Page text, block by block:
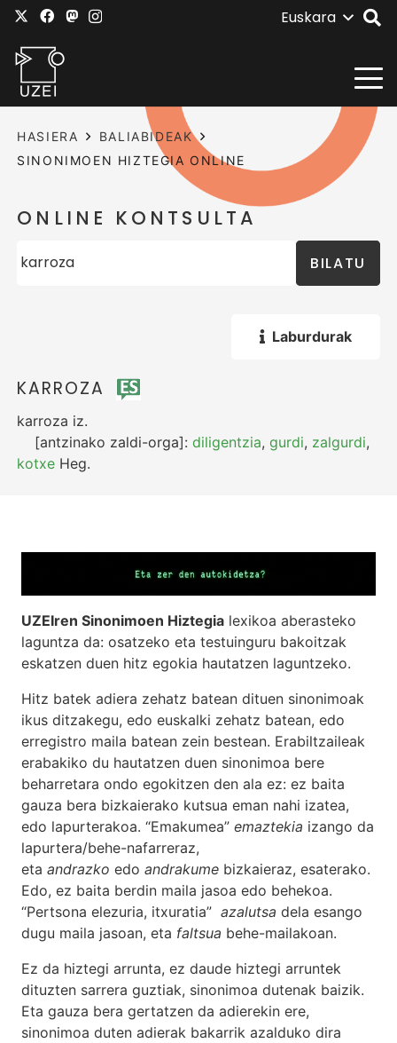
Euskara
HASIERA
BALIABIDEAK
SINONIMOEN HIZTEGIA ONLINE
ONLINE KONTSULTA
BILATU
Laburdurak
KARROZA
karroza iz.
[antzinako zaldi-orga]:diligentzia,gurdi, zalgurdi,
kotxe Heg.
UZEIren Sinonimoen Hiztegia lexikoa aberasteko
laguntza da: osatzeko eta testuinguru bakoitzak
eskatzen duen hitz egokia hautatzen laguntzeko.
Hitz batek adiera zehatz batean dituen sinonimoak
ikus ditzakegu, edo euskalki zehatz batean, edo
erregistro maila batean zein bestean. Erabiltzaileak
erabakiko du hautatzen duen sinonimoa bere
beharretara ondo egokitzen den ala ez: ez baita
gauza bera bizkaierako kutsua eman nahi izatea,
edo lapurterakoa. “Emakumea” emaztekia izango da
lapurtera/behe-nafarreraz,
eta andrazko edo andrakume bizkaieraz, esaterako.
Edo, ez baita berdin maila jasoa edo behekoa.
“Pertsona elezuria, itxuratia” azalutsa dela esango
dugu maila jasoan, eta faltsua behe-mailakoan.
Ez da hiztegi arrunta, ez daude hiztegi arruntek
dituzten sarrera guztiak, sinonimoa dutenak baizik.
Eta gauza bera gertatzen da adierekin ere,
sinonimoa duten adierak bakarrik azalduko dira